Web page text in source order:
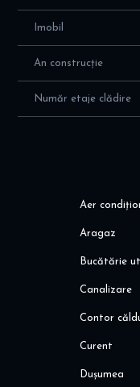
FACILITATI SI
- 15 min de mers
- magazine: Lidl,
- gradinite, scoli
Va invit sa
Imobil
An construcție
Număr etaje clădire
Aer
Aragaz
Bucătărie
Canalizare
Contor
Curent
Dușumea